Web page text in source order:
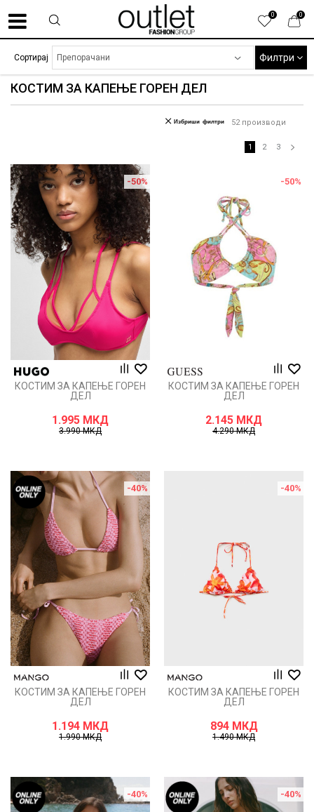
0
0
КОСТИМ ЗА КАПЕЊЕ ГОРЕН ДЕЛ
Сортирај Филтри
52производи
Избриши филтри
1 2 3
-50%
КОСТИМ ЗА КАПЕЊЕ ГОРЕН
ДЕЛ
1.995 МКД
3.990МКД
-50%
КОСТИМ ЗА КАПЕЊЕ ГОРЕН
ДЕЛ
2.145 МКД
4.290МКД
-40%
КОСТИМ ЗА КАПЕЊЕ ГОРЕН
ДЕЛ
1.194 МКД
1.990МКД
-40%
КОСТИМ ЗА КАПЕЊЕ ГОРЕН
ДЕЛ
894 МКД
1.490МКД
-40% -40%